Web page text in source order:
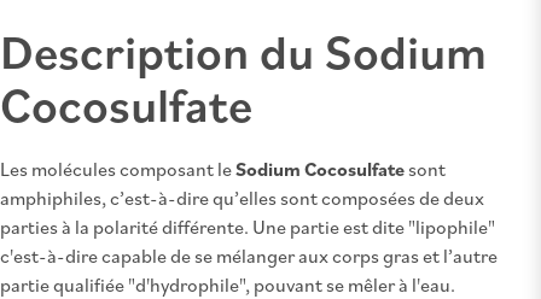
Description du Sodium
Cocosulfate
Les molécules composant leSodium Cocosulfate sont
amphiphiles, c’est-à-dire qu’elles sont composées de deux
parties à la polarité différente. Une partie est dite "lipophile"
c'est-à-dire capable de se mélanger aux corps gras et l’autre
partie qualifiée "d'hydrophile", pouvant se mêler à l'eau.